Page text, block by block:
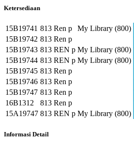
Ketersediaan
15B19741 813 Ren p My Library (800)
15B19742 813 Ren p
15B19743 813 REN p My Library (800)
15B19744 813 REN p My Library (800)
15B19745 813 Ren p
15B19746 813 Ren p
15B19747 813 Ren p
16B1312
813 Ren p
15A19747 813 REN p My Library (800)
Informasi Detail